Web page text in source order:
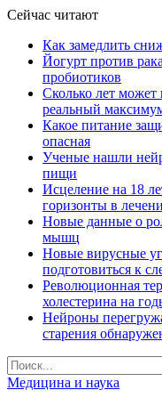
Сейчас читают
Как замедлить
Йогурт против
пробиотиков
Сколько лет может
реальный
Какое питание
опасная
Ученые нашли
пищи
Исцеление на 18
горизонты в
Новые данные о
мышц
Новые вирусные
подготовиться к
Революционная
холестерина на
Нейроны
старения
Медицина и наука